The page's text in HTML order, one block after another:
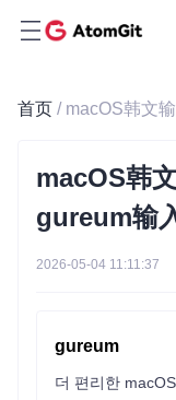
首页 / macOS韩文
macOS韩
gureum输
2026-05-04 11:11:37
gureum
더 편리한